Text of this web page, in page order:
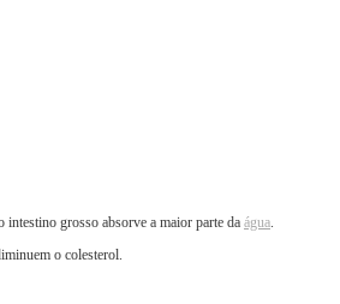
intestino grosso absorve a maior parte da água.
o colesterol.